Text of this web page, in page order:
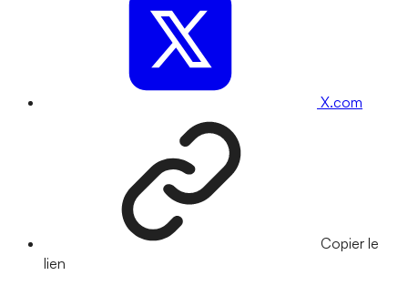
X.com
Copier le
lien